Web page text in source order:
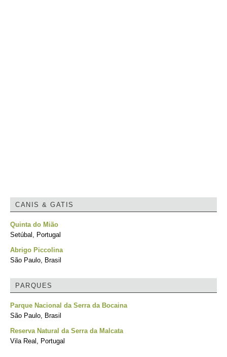
CANIS & GATIS
Quinta do Mião
Setúbal, Portugal
Abrigo Piccolina
São Paulo, Brasil
PARQUES
Parque Nacional da Serra da Bocaina
São Paulo, Brasil
Reserva Natural da Serra da Malcata
Vila Real, Portugal